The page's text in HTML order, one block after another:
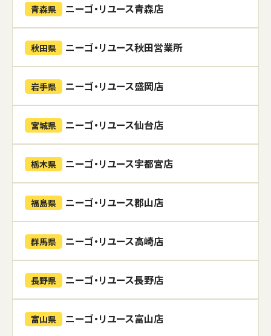
青森県 ニーゴ・リユース青森店
秋田県 ニーゴ・リユース秋田営業所
岩手県 ニーゴ・リユース盛岡店
宮城県 ニーゴ・リユース仙台店
栃木県 ニーゴ・リユース宇都宮店
福島県 ニーゴ・リユース郡山店
群馬県 ニーゴ・リユース高崎店
長野県 ニーゴ・リユース長野店
富山県 ニーゴ・リユース富山店